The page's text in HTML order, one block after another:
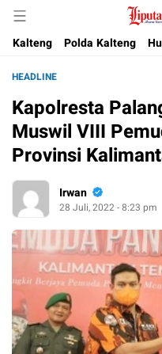
Akurat,
Kalteng
Polda Kalteng
HEADLINE
Kapolresta
Muswil VIII
Provinsi
Irwan
28 Juli, 2022 - 8:23 pm